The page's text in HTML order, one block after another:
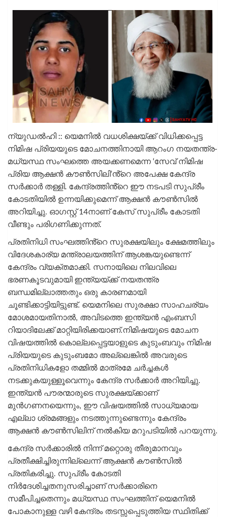
ന്യുഡൽഹി :: യെമനിൽ വധശിക്ഷയ്ക്ക് വിധിക്കപ്പെട്ട
നിമിഷ പ്രിയയുടെ മോചനത്തിനായി ആറംഗ നയതന്ത്ര-
മധ്യസ്ഥ സംഘത്തെ അയക്കണമെന്ന ‘സേവ് നിമിഷ
പ്രിയ ആക്ഷൻ കൗൺസിലി’ൻ്റെ അപേക്ഷ കേന്ദ്ര
സർക്കാർ തള്ളി. കേന്ദ്രത്തിൻ്റെ ഈ നടപടി സുപ്രീം
കോടതിയിൽ ഉന്നയിക്കുമെന്ന് ആക്ഷൻ കൗൺസിൽ
അറിയിച്ചു. ഓഗസ്റ്റ് 14നാണ് കേസ് സുപ്രീം കോടതി
വീണ്ടും പരിഗണിക്കുന്നത്.
പ്രതിനിധി സംഘത്തിൻ്റെ സുരക്ഷയിലും ക്ഷേമത്തിലും
വിദേശകാര്യ മന്ത്രാലയത്തിന് ആശങ്കയുണ്ടെന്ന്
കേന്ദ്രം വ്യക്തമാക്കി. സനായിലെ നിലവിലെ
ഭരണകൂടവുമായി ഇന്ത്യയ്ക്ക് നയതന്ത്ര
ബന്ധമില്ലാത്തതും ഒരു കാരണമായി
ചൂണ്ടിക്കാട്ടിയിട്ടുണ്ട്. യെമനിലെ സുരക്ഷാ സാഹചര്യം
മോശമായതിനാൽ, അവിടത്തെ ഇന്ത്യൻ എംബസി
റിയാദിലേക്ക് മാറ്റിയിരിക്കയാണ്.നിമിഷയുടെ മോചന
വിഷയത്തിൽ കൊല്ലപ്പെട്ടയാളുടെ കുടുംബവും നിമിഷ
പ്രിയയുടെ കുടുംബമോ അല്ലെങ്കിൽ അവരുടെ
പ്രതിനിധികളോ തമ്മിൽ മാത്രമേ ചർച്ചകൾ
നടക്കുകയുള്ളൂവെന്നും കേന്ദ്ര സർക്കാർ അറിയിച്ചു.
ഇന്ത്യൻ പൗരന്മാരുടെ സുരക്ഷയ്ക്കാണ്
മുൻഗണനയെന്നും, ഈ വിഷയത്തിൽ സാധ്യമായ
എല്ലാ ശ്രമങ്ങളും നടത്തുന്നുണ്ടെന്നും കേന്ദ്രം
ആക്ഷൻ കൗൺസിലിന് നൽകിയ മറുപടിയിൽ പറയുന്നു.
കേന്ദ്ര സർക്കാരിൽ നിന്ന് മറ്റൊരു തീരുമാനവും
പ്രതീക്ഷിച്ചിരുന്നില്ലെന്ന് ആക്ഷൻ കൗൺസിൽ
പ്രതികരിച്ചു. സുപ്രീം കോടതി
നിർദേശിച്ചതനുസരിച്ചാണ് സർക്കാരിനെ
സമീപിച്ചതെന്നും മധ്യസ്ഥ സംഘത്തിന് യെമനിൽ
പോകാനുള്ള വഴി കേന്ദ്രം തടസ്സപ്പെടുത്തിയ സ്ഥിതിക്ക്